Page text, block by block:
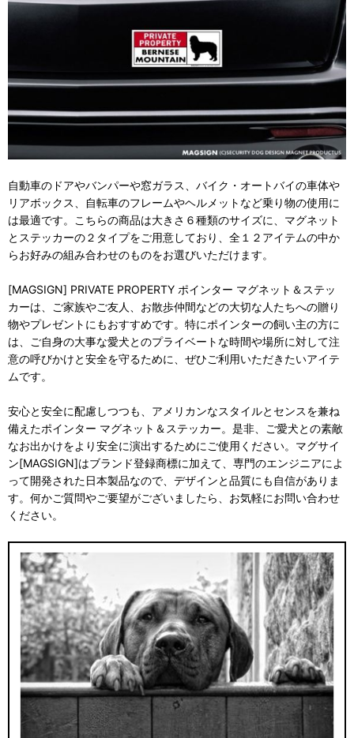
自動車のドアやバンパーや窓ガラス、バイク・オートバイの車体や
リアボックス、自転車のフレームやヘルメットなど乗り物の使用に
は最適です。こちらの商品は大きさ６種類のサイズに、マグネット
とステッカーの２タイプをご用意しており、全１２アイテムの中か
らお好みの組み合わせのものをお選びいただけます。
[MAGSIGN] PRIVATE PROPERTY ポインター マグネット＆ステッ
カーは、ご家族やご友人、お散歩仲間などの大切な人たちへの贈り
物やプレゼントにもおすすめです。特にポインターの飼い主の方に
は、ご自身の大事な愛犬とのプライベートな時間や場所に対して注
意の呼びかけと安全を守るために、ぜひご利用いただきたいアイテ
ムです。
安心と安全に配慮しつつも、アメリカンなスタイルとセンスを兼ね
備えたポインター マグネット＆ステッカー。是非、ご愛犬との素敵
なお出かけをより安全に演出するためにご使用ください。マグサイ
ン[MAGSIGN]はブランド登録商標に加えて、専門のエンジニアによ
って開発された日本製品なので、デザインと品質にも自信がありま
す。何かご質問やご要望がございましたら、お気軽にお問い合わせ
ください。